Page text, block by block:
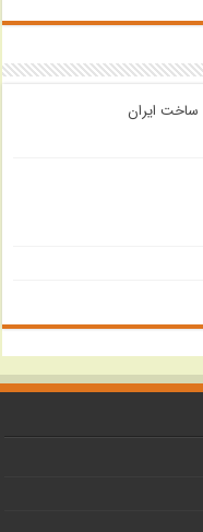
ساخت ایران